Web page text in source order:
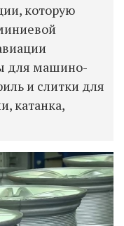
которую
для машино-
и слитки для
катанка,